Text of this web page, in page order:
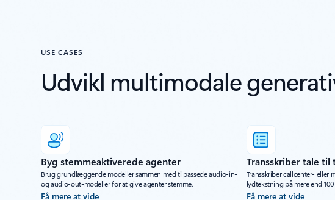
USE CASES
Udvikl multimodale
Byg stemmeaktiverede agenter
Brug grundlæggende modeller sammen med tilpassede audio-in-
og audio-out-modeller for at give agenter stemme.
Få mere at vide
Transskriber tale til
Transskriber callcenter- eller
lydtekstning på mere end
Få mere at vide